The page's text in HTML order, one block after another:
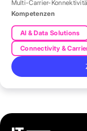
Multi-Carrier-
Kompetenzen
AI & Data Solutions
Connectivity &